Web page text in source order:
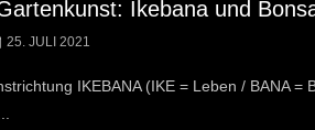
Ikebana und
25. JULI 2021
IKEBANA (IKE = Leben / BANA